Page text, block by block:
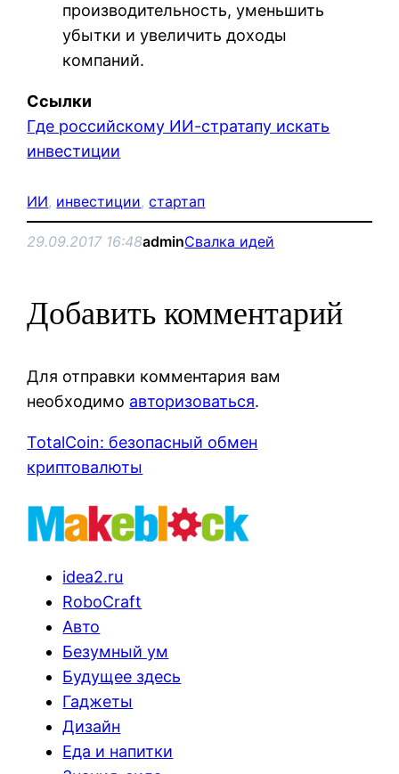
производительность, уменьшить
убытки и увеличить доходы
компаний.
Ссылки
Где российскому ИИ-стратапу искать
инвестиции
ИИ, инвестиции, стартап
29.09.2017 16:48adminСвалка идей
Добавить комментарий
Для отправки комментария вам
необходимо авторизоваться.
TotalCoin: безопасный обмен
криптовалюты
idea2.ru
RoboCraft
Авто
Безумный ум
Будущее здесь
Гаджеты
Дизайн
Еда и напитки